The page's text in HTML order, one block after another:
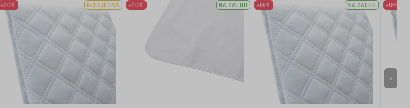
-20% 1-3 TJEDNA -20% NA ZALIHI -14% NA ZALIHI -18%
>